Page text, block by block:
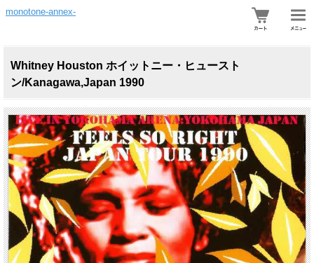
monotone-annex-
Whitney Houston ホイットニー・ヒュースト
ン/Kanagawa,Japan 1990